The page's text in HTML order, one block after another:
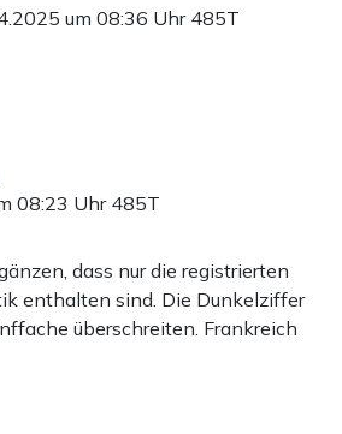
um 08:36 Uhr 485T
08:23 Uhr 485T
dass nur die registrierten
enthalten sind. Die Dunkelziffer
überschreiten. Frankreich